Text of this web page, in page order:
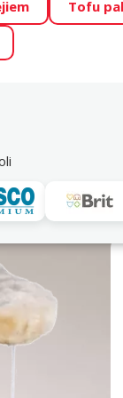
mīluļu TOP
Tavs mīlulis
Tofu
50cm (bēša krāsa)